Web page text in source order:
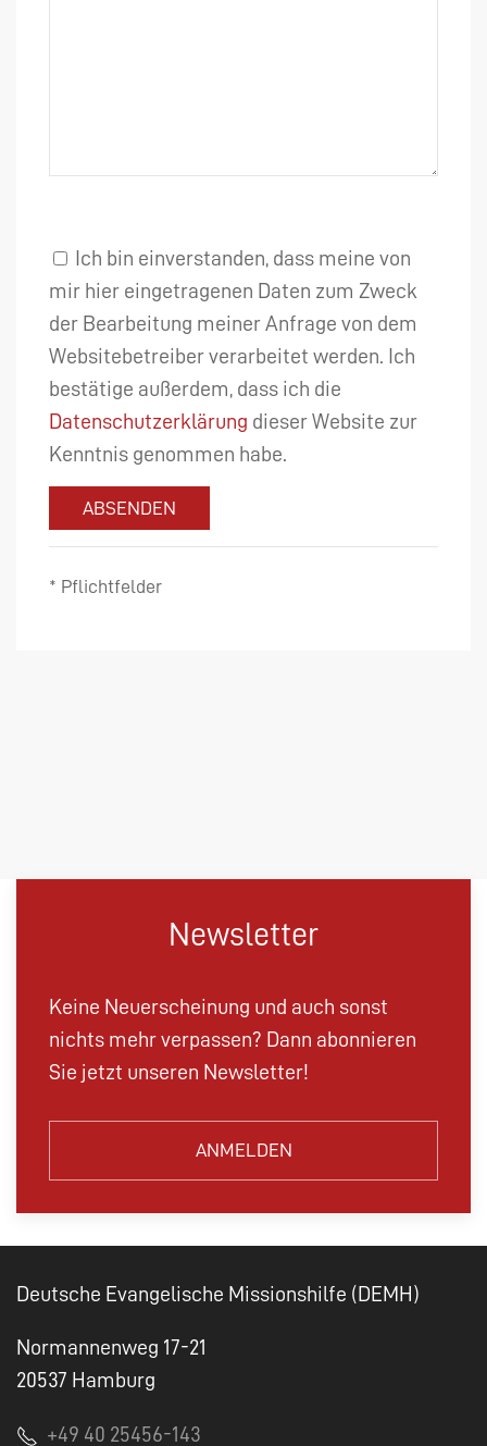
Ich bin einverstanden, dass meine von
mir hier eingetragenen Daten zum Zweck
der Bearbeitung meiner Anfrage von dem
Websitebetreiber verarbeitet werden. Ich
bestätige außerdem, dass ich die
Datenschutzerklärung dieser Website zur
Kenntnis genommen habe.
ABSENDEN
* Pflichtfelder
Newsletter
Keine Neuerscheinung und auch sonst
nichts mehr verpassen? Dann abonnieren
Sie jetzt unseren Newsletter!
ANMELDEN
Deutsche Evangelische Missionshilfe (DEMH)
Normannenweg 17-21
20537 Hamburg
+49 40 25456-143